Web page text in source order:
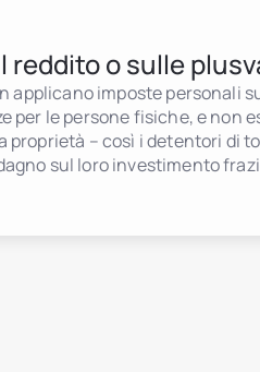
reddito o sulle
applicano imposte personali
per le persone fisiche, e non
proprietà – così i detentori di
sul loro investimento